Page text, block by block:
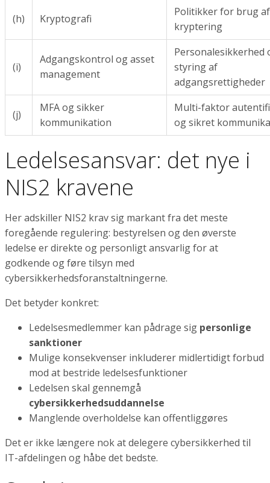
(h) Kryptografi
Politikker for brug af
kryptering
(i)
Adgangskontrol og asset
management
Personalesikkerhed
styring af
adgangsrettigheder
(j)
MFA og sikker
kommunikation
Multi-faktor
og sikret
Ledelsesansvar: det nye i
NIS2 kravene
Her adskiller NIS2 krav sig markant fra det meste
foregående regulering: bestyrelsen og den øverste
ledelse er direkte og personligt ansvarlig for at
godkende og føre tilsyn med
cybersikkerhedsforanstaltningerne.
Det betyder konkret:
Ledelsesmedlemmer kan pådrage sig personlige
sanktioner
Mulige konsekvenser inkluderer midlertidigt forbud
mod at bestride ledelsesfunktioner
Ledelsen skal gennemgå
cybersikkerhedsuddannelse
Manglende overholdelse kan offentliggøres
Det er ikke længere nok at delegere cybersikkerhed til
IT-afdelingen og håbe det bedste.